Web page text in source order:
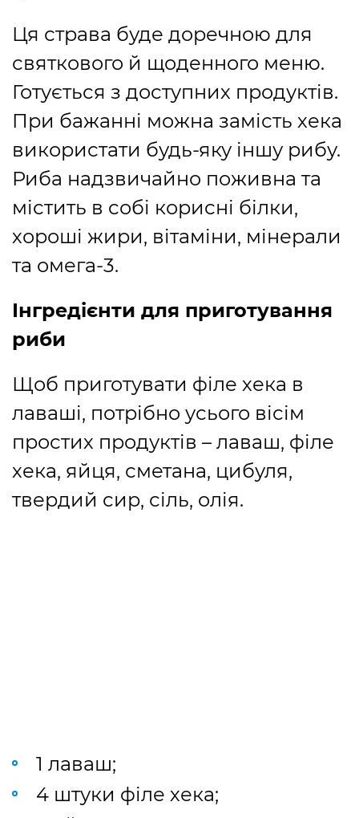
Ця страва буде доречною для
святкового й щоденного меню.
Готується з доступних продуктів.
При бажанні можна замість хека
використати будь-яку іншу рибу.
Риба надзвичайно поживна та
містить в собі корисні білки,
хороші жири, вітаміни, мінерали
та омега-3.
Інгредієнти для приготування
риби
Щоб приготувати філе хека в
лаваші, потрібно усього вісім
простих продуктів – лаваш, філе
хека, яйця, сметана, цибуля,
твердий сир, сіль, олія.
1 лаваш;
4 штуки філе хека;